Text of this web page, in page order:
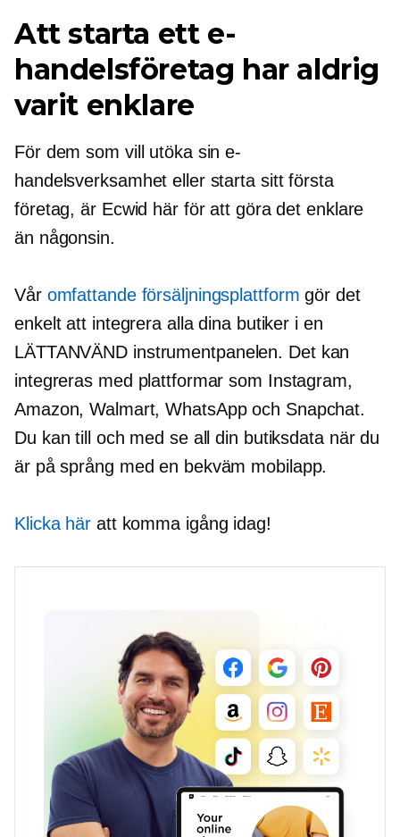
Att starta ett e-
handelsföretag har aldrig
varit enklare
För dem som vill utöka sin e-
handelsverksamhet eller starta sitt första
företag, är Ecwid här för att göra det enklare
än någonsin.
Vår omfattande försäljningsplattform gör det
enkelt att integrera alla dina butiker i en
LÄTTANVÄND instrumentpanelen. Det kan
integreras med plattformar som Instagram,
Amazon, Walmart, WhatsApp och Snapchat.
Du kan till och med se all din butiksdata när du
är på språng med en bekväm mobilapp.
Klicka här att komma igång idag!